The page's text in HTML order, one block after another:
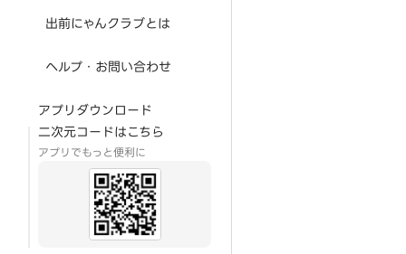
出前にゃんクラブとは
ヘルプ・お問い合わせ
アプリダウンロード
二次元コードはこちら
アプリでもっと便利に